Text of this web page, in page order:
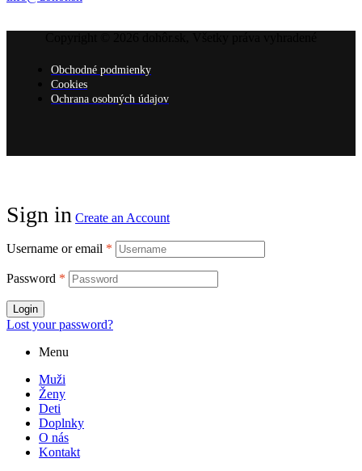
Obchodné podmienky
Cookies
Ochrana osobných údajov
Sign in Create an Account
Username or email *
Password *
Login
Lost your password?
Menu
Muži
Ženy
Deti
Doplnky
O nás
Kontakt